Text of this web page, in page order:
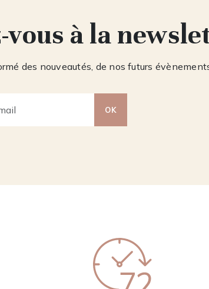
à la
des nouveautés, de nos futurs
OK